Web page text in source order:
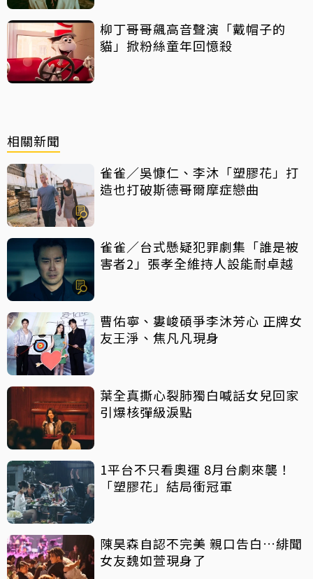
柳丁哥哥飆高音聲演「戴帽子的
貓」掀粉絲童年回憶殺
相關新聞
雀雀／吳慷仁、李沐「塑膠花」打
造也打破斯德哥爾摩症戀曲
雀雀／台式懸疑犯罪劇集「誰是被
害者2」張孝全維持人設能耐卓越
曹佑寧、婁峻碩爭李沐芳心 正牌女
友王淨、焦凡凡現身
葉全真撕心裂肺獨白喊話女兒回家
引爆核彈級淚點
1平台不只看奧運 8月台劇來襲！
「塑膠花」結局衝冠軍
陳昊森自認不完美 親口告白…緋聞
女友魏如萱現身了